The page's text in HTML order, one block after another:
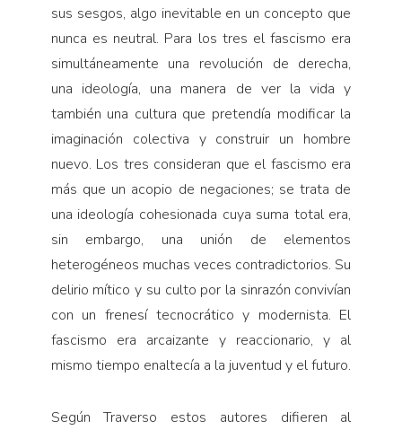
sus sesgos, algo inevitable en un con­cepto que
nunca es neutral. Para los tres el fascismo era
simultáneamente una revolución de derecha,
una ideología, una manera de ver la vida y
también una cultura que pretendía modificar la
imaginación colectiva y construir un hombre
nuevo. Los tres consideran que el fascismo era
más que un acopio de negaciones; se trata de
una ideología cohesionada cuya suma total era,
sin embargo, una unión de elementos
heterogéneos muchas veces contradictorios. Su
delirio mítico y su culto por la sinrazón convivían
con un frenesí tecnocrático y modernista. El
fascismo era arcaizante y reaccionario, y al
mismo tiempo enaltecía a la juventud y el futuro.
Según Traverso es­tos autores difieren al